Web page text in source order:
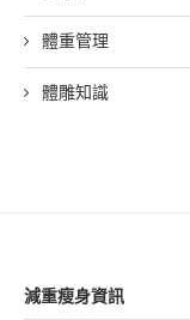
體重管理
體雕知識
減重瘦身資訊